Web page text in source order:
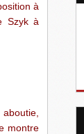
à
Szyk à
montre